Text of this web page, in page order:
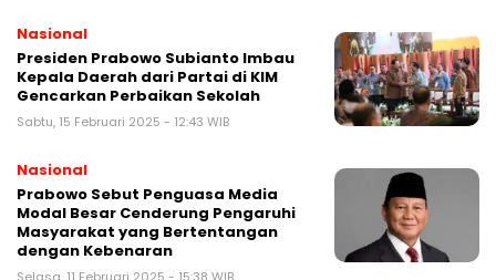
Nasional
Presiden Prabowo Subianto Imbau
Kepala Daerah dari Partai di KIM
Gencarkan Perbaikan Sekolah
Sabtu, 15 Februari 2025 - 12:43 WIB
Nasional
Prabowo Sebut Penguasa Media
Modal Besar Cenderung Pengaruhi
Masyarakat yang Bertentangan
dengan Kebenaran